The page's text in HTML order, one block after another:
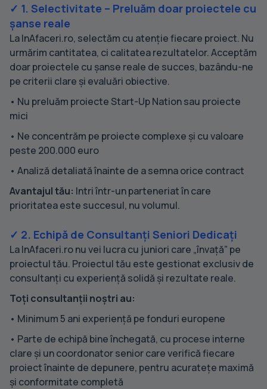
✓ 1. Selectivitate – Preluăm doar proiectele cu
șanse reale
La InAfaceri.ro, selectăm cu atenție fiecare proiect. Nu
urmărim cantitatea, ci calitatea rezultatelor. Acceptăm
doar proiectele cu șanse reale de succes, bazându-ne
pe criterii clare și evaluări obiective.
• Nu preluăm proiecte Start-Up Nation sau proiecte
mici
• Ne concentrăm pe proiecte complexe și cu valoare
peste 200.000 euro
• Analiză detaliată înainte de a semna orice contract
Avantajul tău: Intri într-un parteneriat în care
prioritatea este succesul, nu volumul.
✓ 2. Echipă de Consultanți Seniori Dedicați
La InAfaceri.ro nu vei lucra cu juniori care „învață” pe
proiectul tău. Proiectul tău este gestionat exclusiv de
consultanți cu experiență solidă și rezultate reale.
Toți consultanții noștri au:
• Minimum 5 ani experiență pe fonduri europene
• Parte de echipă bine închegată, cu procese interne
clare și un coordonator senior care verifică fiecare
proiect înainte de depunere, pentru acuratețe maximă
și conformitate completă